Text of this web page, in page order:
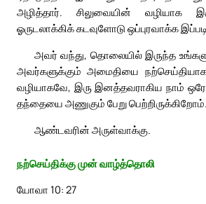
அழித்தார். சிலுவையின் வழியாக
ஓருடலாக்கிக் கடவுளோடு ஒப்புரவாக்க
அவர் வந்து, தொலையில் இருந்த
அவர்களுக்கும் அமைதியை
வழியாகவே, இரு இனத்தவராகிய நாம்
தந்தையை அணுகும் பேறு பெற்றிருக்கிறோம்.
ஆண்டவரின் அருள்வாக்கு.
நற்செய்திக்கு முன் வாழ்த்தொலி
யோவா 10: 27